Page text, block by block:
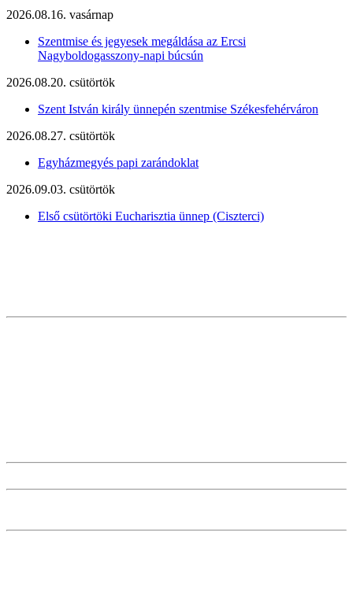
2026.08.16. vasárnap
Szentmise és jegyesek megáldása az Ercsi
Nagyboldogasszony-napi búcsún
2026.08.20. csütörtök
Szent István király ünnepén szentmise Székesfehérváron
2026.08.27. csütörtök
Egyházmegyés papi zarándoklat
2026.09.03. csütörtök
Első csütörtöki Eucharisztia ünnep (Ciszterci)